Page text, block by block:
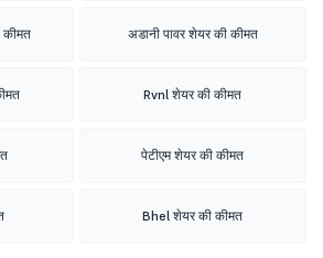
कीमत अडानी पावर शेयर की कीमत
Rvnl शेयर की कीमत
पेटीएम शेयर की कीमत
Bhel शेयर की कीमत